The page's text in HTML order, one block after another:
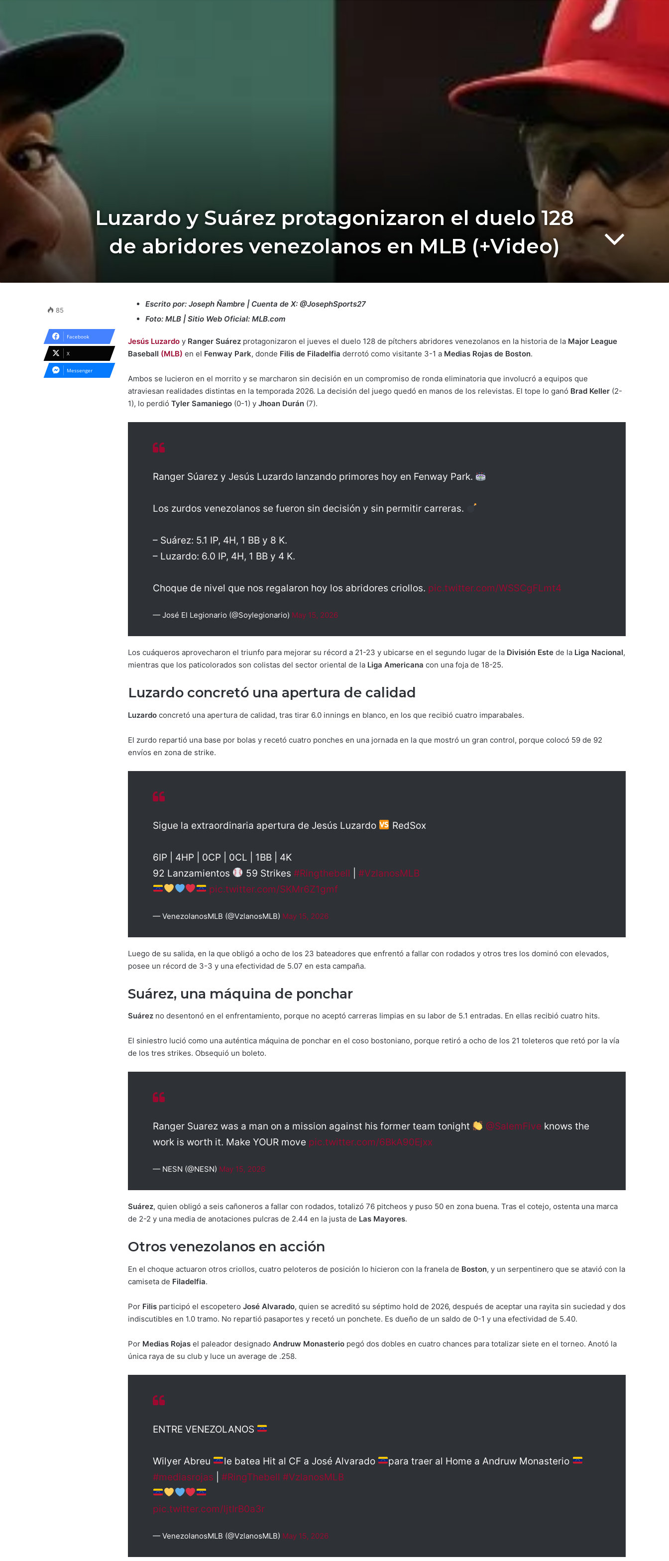
Luzardo y Suárez protagonizaron el duelo 128
de abridores venezolanos en MLB (+Video)
Escrito por: Joseph Ñambre | Cuenta de X: @JosephSports27
Foto: MLB | Sitio Web Oficial: MLB.com
Jesús Luzardo y Ranger Suárez protagonizaron el jueves el duelo 128 de pítchers abridores venezolanos en la historia de la Major League
Baseball (MLB) en el Fenway Park, donde Filis de Filadelfia derrotó como visitante 3-1 a Medias Rojas de Boston.
Ambos se lucieron en el morrito y se marcharon sin decisión en un compromiso de ronda eliminatoria que involucró a equipos que
atraviesan realidades distintas en la temporada 2026. La decisión del juego quedó en manos de los relevistas. El tope lo ganó Brad Keller (2-
1), lo perdió Tyler Samaniego (0-1) y Jhoan Durán (7).
Ranger Súarez y Jesús Luzardo lanzando primores hoy en Fenway Park.
Los zurdos venezolanos se fueron sin decisión y sin permitir carreras.
– Suárez: 5.1 IP, 4H, 1 BB y 8 K.
– Luzardo: 6.0 IP, 4H, 1 BB y 4 K.
Choque de nivel que nos regalaron hoy los abridores criollos. pic.twitter.com/WSSCgFLmt4
— José El Legionario (@Soylegionario) May 15, 2026
Los cuáqueros aprovecharon el triunfo para mejorar su récord a 21-23 y ubicarse en el segundo lugar de la División Este de la Liga Nacional,
mientras que los paticolorados son colistas del sector oriental de la Liga Americana con una foja de 18-25.
Luzardo concretó una apertura de calidad
Luzardo concretó una apertura de calidad, tras tirar 6.0 innings en blanco, en los que recibió cuatro imparabales.
El zurdo repartió una base por bolas y recetó cuatro ponches en una jornada en la que mostró un gran control, porque colocó 59 de 92
envíos en zona de strike.
Sigue la extraordinaria apertura de Jesús Luzardo RedSox
6IP | 4HP | 0CP | 0CL | 1BB | 4K
92 Lanzamientos
59 Strikes #Ringthebell
#VzlanosMLB
pic.twitter.com/SKMr6Z1gmf
— VenezolanosMLB (@VzlanosMLB) May 15, 2026
Luego de su salida, en la que obligó a ocho de los 23 bateadores que enfrentó a fallar con rodados y otros tres los dominó con elevados,
posee un récord de 3-3 y una efectividad de 5.07 en esta campaña.
Suárez, una máquina de ponchar
Suárez no desentonó en el enfrentamiento, porque no aceptó carreras limpias en su labor de 5.1 entradas. En ellas recibió cuatro hits.
El siniestro lució como una auténtica máquina de ponchar en el coso bostoniano, porque retiró a ocho de los 21 toleteros que retó por la vía
de los tres strikes. Obsequió un boleto.
Ranger Suarez was a man on a mission against his former team tonight @SalemFive knows the
work is worth it. Make YOUR move pic.twitter.com/6BkA90Ejxx
— NESN (@NESN) May 15, 2026
Suárez, quien obligó a seis cañoneros a fallar con rodados, totalizó 76 pitcheos y puso 50 en zona buena. Tras el cotejo, ostenta una marca
de 2-2 y una media de anotaciones pulcras de 2.44 en la justa de Las Mayores.
Otros venezolanos en acción
En el choque actuaron otros criollos, cuatro peloteros de posición lo hicieron con la franela de Boston, y un serpentinero que se atavió con la
camiseta de Filadelfia.
Por Filis participó el escopetero José Alvarado, quien se acreditó su séptimo hold de 2026, después de aceptar una rayita sin suciedad y dos
indiscutibles en 1.0 tramo. No repartió pasaportes y recetó un ponchete. Es dueño de un saldo de 0-1 y una efectividad de 5.40.
Por Medias Rojas el paleador designado Andruw Monasterio pegó dos dobles en cuatro chances para totalizar siete en el torneo. Anotó la
única raya de su club y luce un average de .258.
ENTRE VENEZOLANOS
Wilyer Abreu le batea Hit al CF a José Alvarado
para traer al Home a Andruw Monasterio
#mediasrojas
#RingThebell #VzlanosMLB
pic.twitter.com/ljtIrB0a3r
— VenezolanosMLB (@VzlanosMLB) May 15, 2026
85
Facebook
X
Messenger